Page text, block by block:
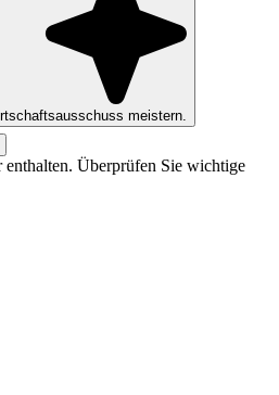
meistern.
Überprüfen Sie wichtige